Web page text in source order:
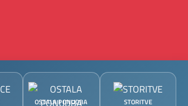
OSTALA PONUDBA STORITVE